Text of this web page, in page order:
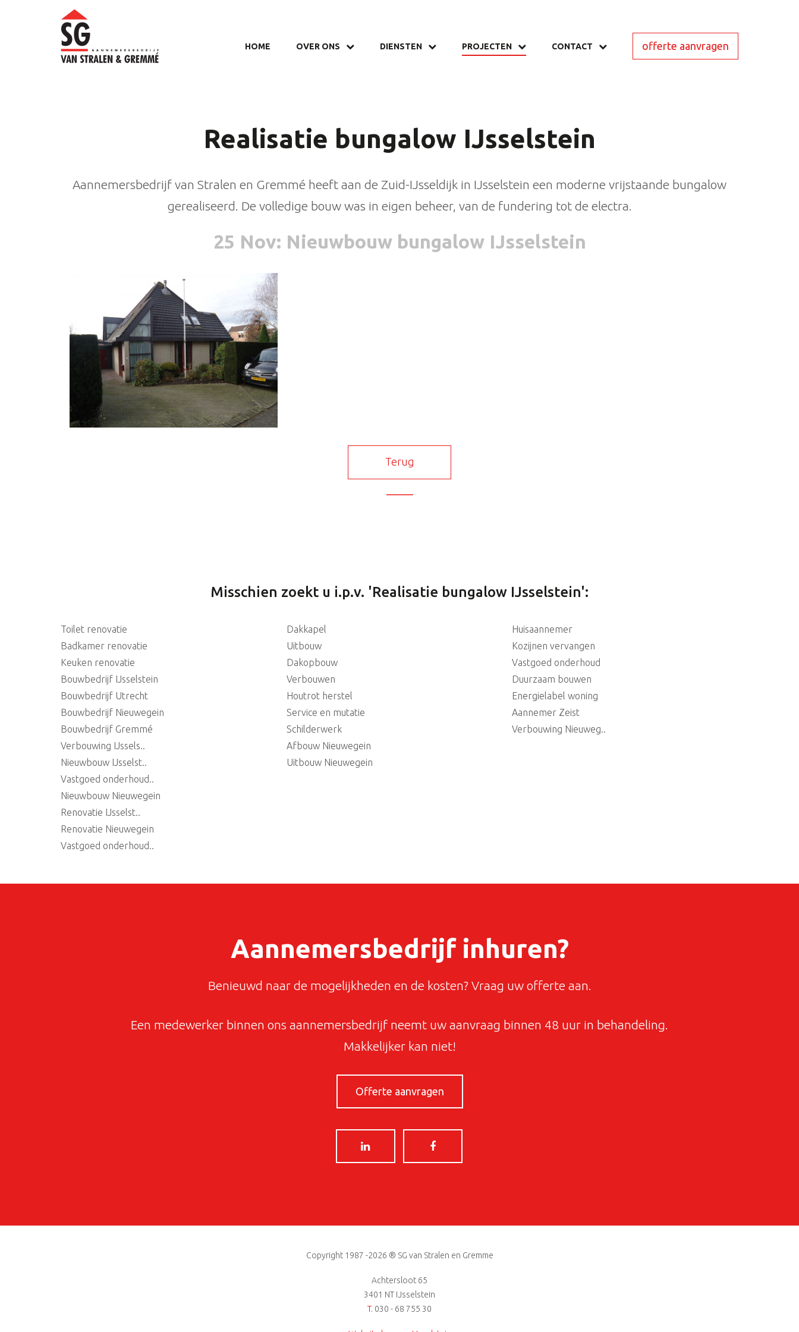
Realisatie bungalow IJsselstein
Aannemersbedrijf van Stralen en Gremmé heeft aan de Zuid-IJsseldijk in IJsselstein een moderne vrijstaande bungalow
gerealiseerd. De volledige bouw was in eigen beheer, van de fundering tot de electra.
25 Nov: Nieuwbouw bungalow IJsselstein
Terug
Misschien zoekt u i.p.v. 'Realisatie bungalow IJsselstein':
Toilet renovatie
Badkamer renovatie
Keuken renovatie
Bouwbedrijf IJsselstein
Bouwbedrijf Utrecht
Bouwbedrijf Nieuwegein
Bouwbedrijf Gremmé
Dakkapel
Uitbouw
Dakopbouw
Verbouwen
Houtrot herstel
Service en mutatie
Schilderwerk
Huisaannemer
Kozijnen vervangen
Vastgoed onderhoud
Duurzaam bouwen
Energielabel woning
Aannemer Zeist
Verbouwing Nieuweg..
Verbouwing IJssels..
Nieuwbouw IJsselst..
Vastgoed onderhoud..
Nieuwbouw Nieuwegein
Renovatie IJsselst..
Renovatie Nieuwegein
Vastgoed onderhoud..
Afbouw Nieuwegein
Uitbouw Nieuwegein
Aannemersbedrijf inhuren?
Benieuwd naar de mogelijkheden en de kosten? Vraag uw offerte aan.
Een medewerker binnen ons aannemersbedrijf neemt uw aanvraag binnen 48 uur in behandeling.
Makkelijker kan niet!
Offerte aanvragen
Copyright 1987 -2026 ® SG van Stralen en Gremme
Achtersloot 65
3401 NT IJsselstein
T. 030 - 68 755 30
HOME OVER ONS DIENSTEN PROJECTEN CONTACT offerte aanvragen